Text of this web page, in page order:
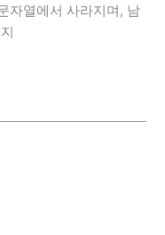
자열에서 사라지며, 남